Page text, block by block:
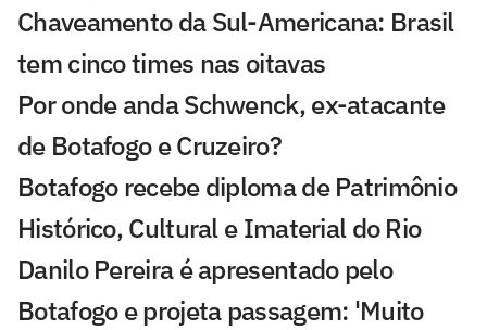
Chaveamento da Sul-Americana: Brasil
tem cinco times nas oitavas
Por onde anda Schwenck, ex-atacante
de Botafogo e Cruzeiro?
Botafogo recebe diploma de Patrimônio
Histórico, Cultural e Imaterial do Rio
Danilo Pereira é apresentado pelo
Botafogo e projeta passagem: 'Muito